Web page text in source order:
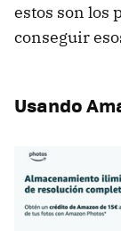
estos son los
conseguir
Usando